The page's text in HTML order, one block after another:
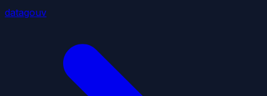
datagouv